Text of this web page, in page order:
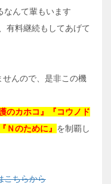
なんて輩もいます
有料継続もしてあげて
んので、是非この機
のカホコ』『コウノド
Ｎのために』 を制覇し
こちらから